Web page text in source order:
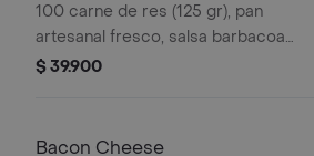
100 carne de res (125 gr), pan
artesanal fresco, salsa barbacoa
especial, queso americano, anillos de
sirve a término medio
$ 39.900
Bacon Cheese